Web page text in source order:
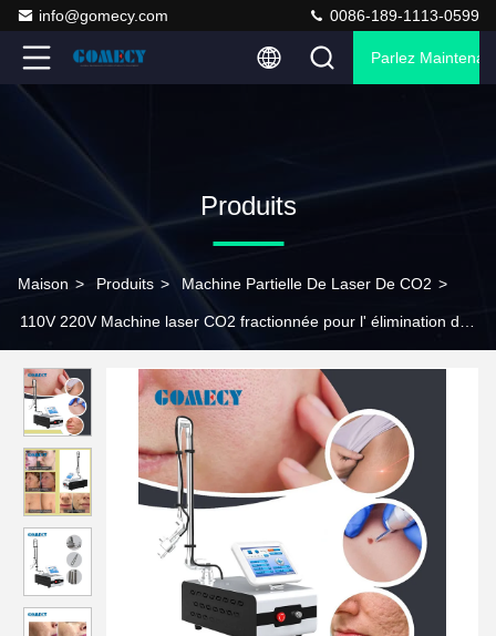
info@gomecy.com 0086-189-1113-0599
Parlez
Produits
Maison > Produits > Machine Partielle De Laser De CO2 >
110V 220V Machine laser CO2 fractionnée pour l' élimination des